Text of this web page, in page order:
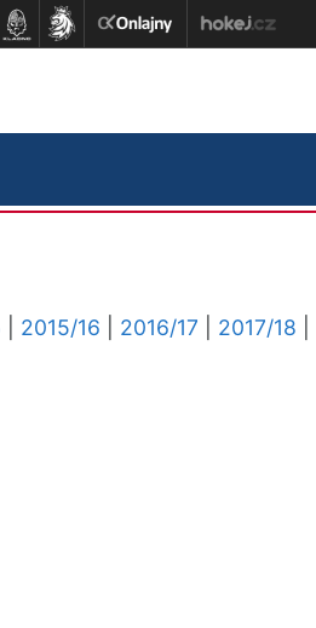
2015/16 2016/17 2017/18